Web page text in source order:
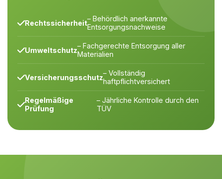
Rechtssicherheit– Behördlich anerkannte
Entsorgungsnachweise
Umweltschutz– Fachgerechte Entsorgung aller
Materialien
Versicherungsschutz– Vollständig
haftpflichtversichert
Regelmäßige
Prüfung
– Jährliche Kontrolle durch den
TÜV